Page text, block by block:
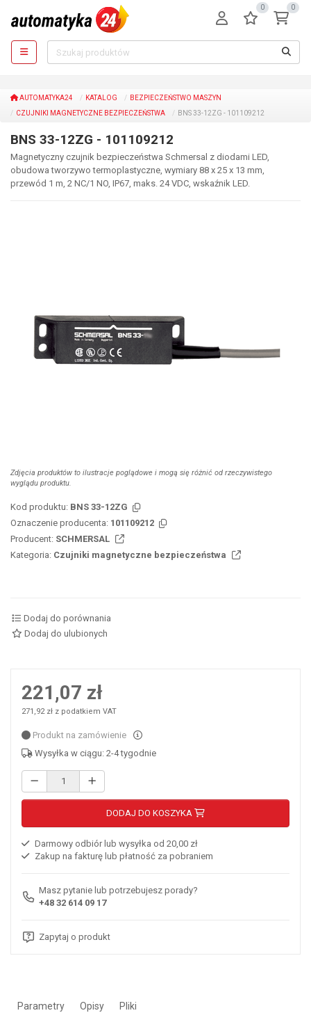
0 0
AUTOMATYKA24 KATALOG
BEZPIECZEŃSTWO MASZYN
CZUJNIKI MAGNETYCZNE BEZPIECZEŃSTWA
BNS 33-12ZG - 101109212
BNS 33-12ZG - 101109212
Magnetyczny czujnik bezpieczeństwa Schmersal z diodami LED,
obudowa tworzywo termoplastyczne, wymiary 88 x 25 x 13 mm,
przewód 1 m, 2 NC/1 NO, IP67, maks. 24 VDC, wskaźnik LED.
Zdjęcia produktów to ilustracje poglądowe i mogą się różnić od rzeczywistego
wyglądu produktu.
Kod produktu: BNS 33-12ZG
Oznaczenie producenta: 101109212
Producent: SCHMERSAL
Kategoria: Czujniki magnetyczne bezpieczeństwa
Dodaj do porównania
Dodaj do ulubionych
221,07 zł
271,92 zł z podatkiem VAT
Produkt na zamówienie
Wysyłka w ciągu: 2-4 tygodnie
DODAJ DO KOSZYKA
Darmowy odbiór lub wysyłka od 20,00 zł
Zakup na fakturę lub płatność za pobraniem
Masz pytanie lub potrzebujesz porady?
+48 32 614 09 17
Zapytaj o produkt
Parametry Opisy Pliki